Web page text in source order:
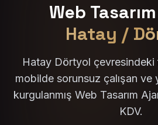
Web
Hatay /
Hatay Dörtyol çevresindeki
mobilde sorunsuz çalışan ve
kurgulanmış Web Tasarım
KDV.